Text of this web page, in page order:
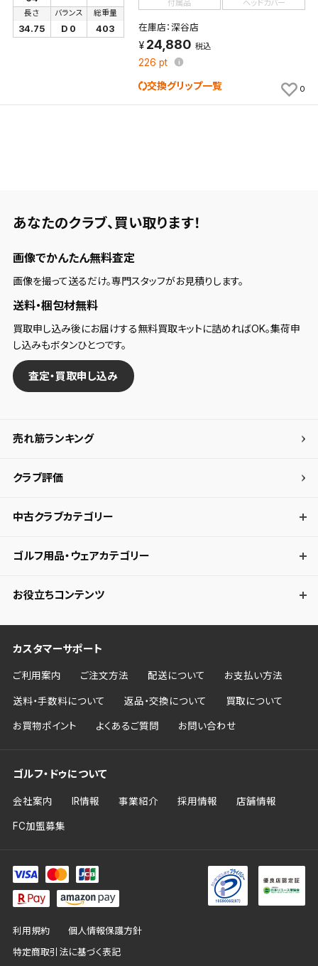
長さ
34.75
バランス
D 0
総重量
403
付属品
ヘッドカバー
在庫店：深谷店
24,880 税込
226 pt
交換グリップ一覧 0
あなたのクラブ、 買い取ります！
画像でかんたん無料査定
画像を撮って送るだけ。専門スタッフがお見積りします。
送料・梱包材無料
買取申し込み後にお届けする無料買取キットに詰めればOK。集荷申
し込みもボタンひとつです。
査定・買取申し込み
売れ筋ランキング
クラブ評価
中古クラブカテゴリー
ゴルフ用品・ウェアカテゴリー
お役立ちコンテンツ
カスタマーサポート
ご利用案内 ご注文方法 配送について お支払い方法
送料・手数料について 返品・交換について 買取について
お買物ポイント よくあるご質問 お問い合わせ
ゴルフ・ドゥについて
会社案内 IR情報 事業紹介 採用情報 店舗情報
FC加盟募集
利用規約 個人情報保護方針
特定商取引法に基づく表記